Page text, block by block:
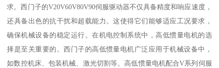
求。西门子的V20V60V80V90伺服驱动器不仅具备精度和响应速度，
还具备出色的抗干扰和超载能力。这使得它们能够适应工况要求，
确保机械设备的稳定运行。在机电控制系统中，高低惯量电机的选
择是至关重要的。西门子的高低惯量电机广泛应用于机械设备中，
如数控机床、包装机械、激光切割等。高低惯量电机配合V系列伺服